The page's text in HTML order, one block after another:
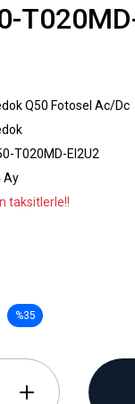
Q50 Fotosel Ac/Dc
T020MD-EI2U2
Ay
taksitlerle!!
%35